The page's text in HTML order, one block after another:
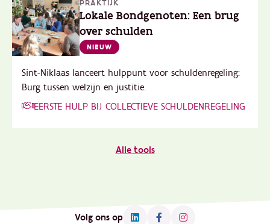
PRAKTIJK
Lokale Bondgenoten: Een brug
over schulden
NIEUW
Sint-Niklaas lanceert hulppunt voor schuldenregeling:
Burg tussen welzijn en justitie.
EERSTE HULP BIJ COLLECTIEVE SCHULDENREGELING
Alle tools
Volg ons op